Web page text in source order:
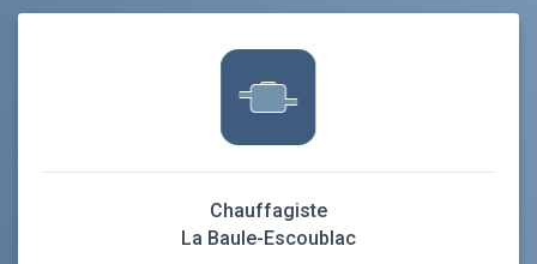
Chauffagiste
La Baule-Escoublac